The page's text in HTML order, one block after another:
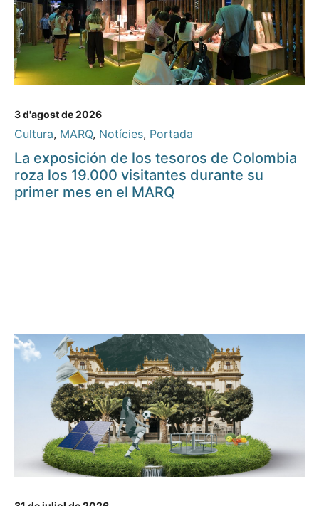
3 d'agost de 2026
Cultura, MARQ, Notícies, Portada
La exposición de los tesoros de Colombia
roza los 19.000 visitantes durante su
primer mes en el MARQ